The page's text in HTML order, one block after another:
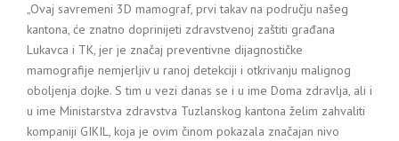
„Ovaj savremeni 3D mamograf, prvi takav na području našeg
kantona, će znatno doprinijeti zdravstvenoj zaštiti građana
Lukavca i TK, jer je značaj preventivne dijagnostičke
mamografije nemjerljiv u ranoj detekciji i otkrivanju malignog
oboljenja dojke. S tim u vezi danas se i u ime Doma zdravlja, ali i
u ime Ministarstva zdravstva Tuzlanskog kantona želim zahvaliti
kompaniji GIKIL, koja je ovim činom pokazala značajan nivo